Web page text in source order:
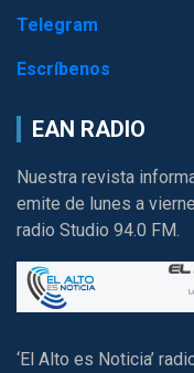
Telegram
Escríbenos
EAN RADIO
Nuestra revista
emite de lunes a
radio Studio 94.0 FM.
‘El Alto es Noticia’